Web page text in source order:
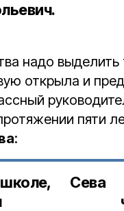
надо выделить
открыла и
пяти
:
Сева